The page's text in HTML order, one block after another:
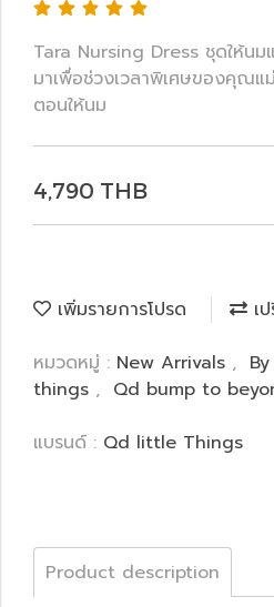
Tara Nursing Dress ชุดให้น
มาเพื่อช่วงเวลาพิเศษของคุณ
ตอนให้นม
4,790 THB
เพิ่มรายการโปรด
เ
หมวดหมู่ : New Arrivals ,
things , Qd bump to
แบรนด์ : Qd little Things
Product description